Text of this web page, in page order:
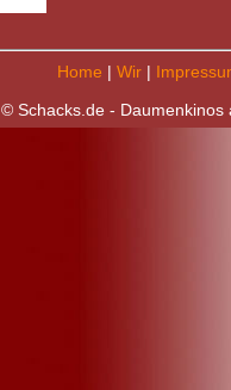
Home | Wir|
© Schacks.de - Daumenkinos